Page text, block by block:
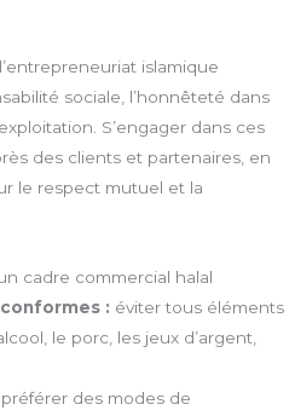
islamique
sociale, l’honnêteté dans
S’engager dans ces
des clients et partenaires, en
le respect mutuel et la
cadre commercial halal
: éviter tous éléments
le porc, les jeux d’argent,
préférer des modes de